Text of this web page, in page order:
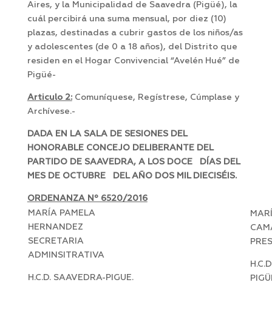
Aires, y la Municipalidad de Saavedra (Pigüé), la
cuál percibirá una suma mensual, por diez (10)
plazas, destinadas a cubrir gastos de los niños/as
y adolescentes (de 0 a 18 años), del Distrito que
residen en el Hogar Convivencial “Avelén Hué” de
Pigüé-
Articulo 2:Comuníquese, Regístrese, Cúmplase y
Archívese.-
DADA EN LA SALA DE SESIONES DEL
HONORABLE CONCEJO DELIBERANTE DEL
PARTIDO DE SAAVEDRA, A LOS DOCE DÍAS DEL
MES DE OCTUBRE DEL AÑO DOS MIL DIECISÉIS.
ORDENANZA Nº 6520/2016
MARÍA PAMELA
HERNANDEZ
SECRETARIA
ADMINSITRATIVA
H.C.D. SAAVEDRA-PIGUE.